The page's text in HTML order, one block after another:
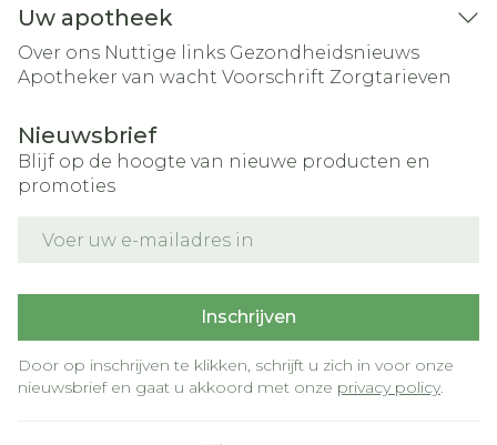
Uw apotheek
Over ons Nuttige links Gezondheidsnieuws
Apotheker van wacht Voorschrift Zorgtarieven
Nieuwsbrief
Blijf op de hoogte van nieuwe producten en
promoties
Inschrijven
Door op inschrijven te klikken, schrijft u zich in voor onze
nieuwsbrief en gaat u akkoord met onze privacy policy.